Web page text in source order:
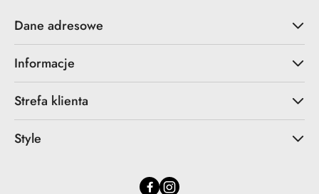
Dane adresowe
Informacje
Strefa klienta
Style